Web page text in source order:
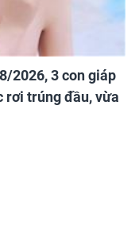
2026, 3 con giáp
rơi trúng đầu, vừa